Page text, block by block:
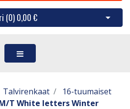
(0) 0,00 € Avaa
Talvirenkaat
16-tuumaiset
T White letters Winter